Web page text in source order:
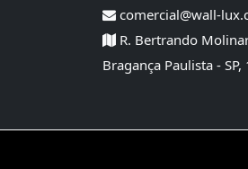
comercial@wall-
R. Bertrando
Bragança Paulista -